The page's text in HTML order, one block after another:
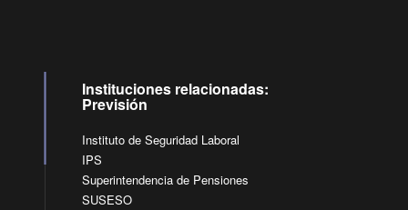
Instituciones relacionadas:
Previsión
Instituto de Seguridad Laboral
IPS
Superintendencia de Pensiones
SUSESO